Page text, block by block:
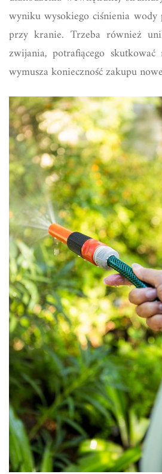
wyniku wysokiego ciśnienia
przy kranie. Trzeba również
zwijania, potrafiącego
wymusza konieczność zakupu